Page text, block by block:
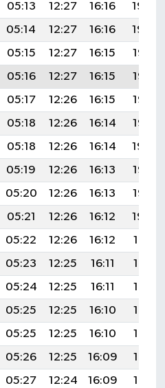
05:13 12:27 16:16
19:30
05:14 12:27 16:16
19:29
05:15 12:27 16:15
19:28
05:16 12:27 16:15
19:27
05:17 12:26 16:15
19:26
05:18 12:26 16:14
19:25
05:18 12:26 16:14
19:24
05:19 12:26 16:13
19:23
05:20 12:26 16:13
19:22
05:21 12:26 16:12
19:20
05:22 12:26 16:12
19:19
05:23 12:25 16:11
19:18
05:24 12:25 16:11
19:17
05:25 12:25 16:10
19:15
05:25 12:25 16:10
19:14
05:26 12:25 16:09
19:13
05:27 12:24 16:09
19:12